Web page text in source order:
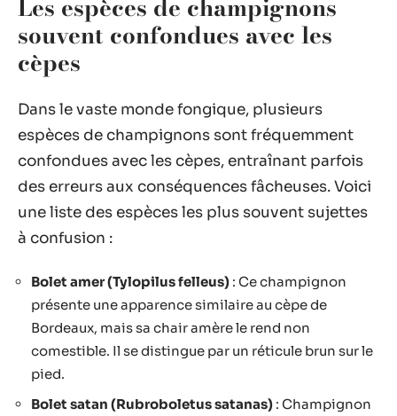
Les espèces de champignons
souvent confondues avec les
cèpes
Dans le vaste monde fongique, plusieurs
espèces de champignons sont fréquemment
confondues avec les cèpes, entraînant parfois
des erreurs aux conséquences fâcheuses. Voici
une liste des espèces les plus souvent sujettes
à confusion :
Bolet amer (Tylopilus felleus) : Ce champignon
présente une apparence similaire au cèpe de
Bordeaux, mais sa chair amère le rend non
comestible. Il se distingue par un réticule brun sur le
pied.
Bolet satan (Rubroboletus satanas) : Champignon